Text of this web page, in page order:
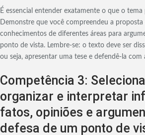
É essencial entender exatamente o que o
Demonstre que você compreendeu a proposta
conhecimentos de diferentes áreas para
ponto de vista. Lembre-se: o texto deve ser
ou seja, apresentar uma tese e defendê-la com
Competência 3:
organizar e interpretar
fatos, opiniões e
defesa de um ponto de